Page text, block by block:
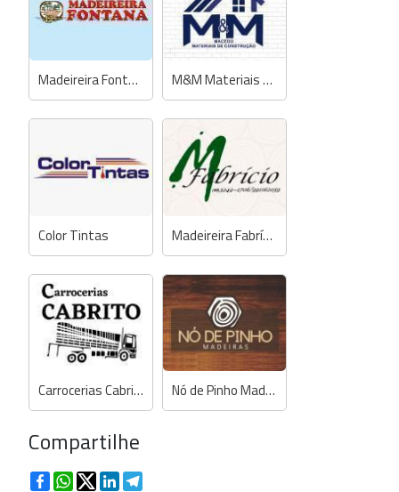
Madeireira Fontana M&M Materiais de Construção
Color Tintas Madeireira Fabrício
Carrocerias Cabrito Nó de Pinho Madeiras
Compartilhe
FacebookWhatsApp
TwitterLinkedIn